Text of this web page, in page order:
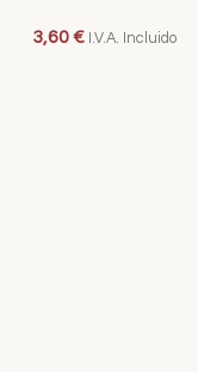
3,60€ I.V.A. Incluido